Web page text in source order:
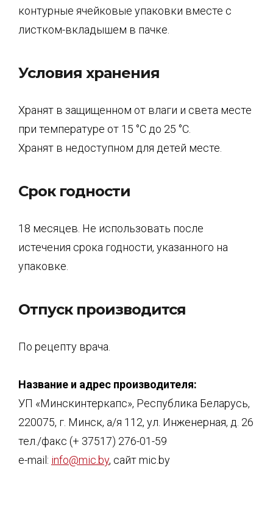
контурные ячейковые упаковки вместе с
листком-вкладышем в пачке.
Условия хранения
Хранят в защищенном от влаги и света месте
при температуре от 15 °C до 25 °C.
Хранят в недоступном для детей месте.
Срок годности
18 месяцев. Не использовать после
истечения срока годности, указанного на
упаковке.
Отпуск производится
По рецепту врача.
Название и адрес производителя:
УП «Минскинтеркапс», Республика Беларусь,
220075, г. Минск, а/я 112, ул. Инженерная, д. 26
тел./факс (+ 37517) 276-01-59
e-mail: info@mic.by, сайт mic.by